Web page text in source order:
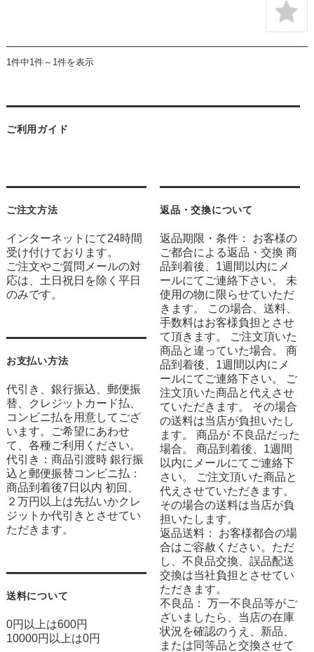
1件中1件～1件を表示
ご利用ガイド
ご注文方法
インターネットにて24時間
受け付けております。
ご注文やご質問メールの対
応は、土日祝日を除く平日
のみです。
お支払い方法
代引き、銀行振込、郵便振
替、クレジットカード払、
コンビニ払を用意してござ
います。ご希望にあわせ
て、各種ご利用ください。
代引き：商品引渡時 銀行振
込と郵便振替コンビニ払：
商品到着後7日以内 初回、
２万円以上は先払いかクレ
ジットか代引きとさせてい
ただきます。
送料について
0円以上は600円
10000円以上は0円
返品・交換について
返品期限・条件： お客様の
ご都合による返品・交換 商
品到着後、1週間以内にメ
ールにてご連絡下さい。 未
使用の物に限らせていただ
きます。 この場合、送料、
手数料はお客様負担とさせ
て頂きます。 ご注文頂いた
商品と違っていた場合。 商
品到着後、1週間以内にメ
ールにてご連絡下さい。 ご
注文頂いた商品と代えさせ
ていただきます。 その場合
の送料は当店が負担いたし
ます。 商品が 不良品だった
場合。 商品到着後、1週間
以内にメールにてご連絡下
さい。 ご注文頂いた商品と
代えさせていただきます。
その場合の送料は当店が負
担いたします。
返品送料： お客様都合の場
合はご容赦ください。ただ
し、不良品交換、誤品配送
交換は当社負担とさせてい
ただきます。
不良品： 万一不良品等がご
ざいましたら、当店の在庫
状況を確認のうえ、新品、
または同等品と交換させて